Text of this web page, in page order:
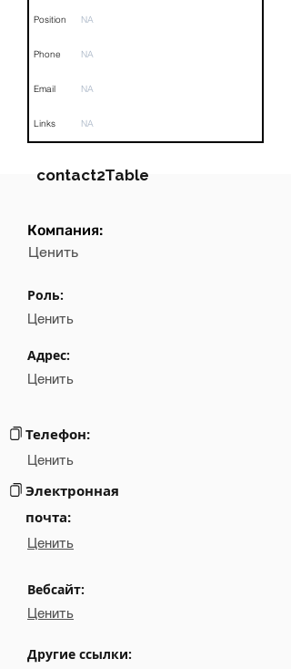
Position NA
Phone NA
Email NA
Links NA
contact2Table
Field
Email
Компания:
Ценить
Роль:
Ценить
Адрес:
Ценить
Телефон:
Ценить
Электронная
почта:
Ценить
Вебсайт:
Ценить
Другие ссылки: